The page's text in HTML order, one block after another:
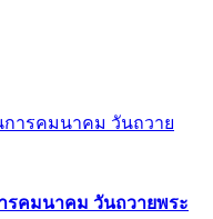
รคมนาคม วันถวายพระ